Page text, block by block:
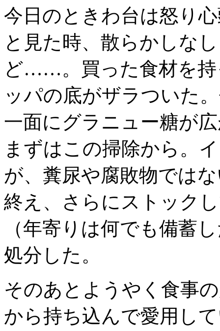
今日のときわ台は怒り
と見た時、散らかしな
ど……。買った食材を持
ッパの底がザラついた
一面にグラニュー糖が
まずはこの掃除から。
が、糞尿や腐敗物では
終え、さらにストック
（年寄りは何でも備蓄
処分した。
そのあとようやく食事
から持ち込んで愛用し